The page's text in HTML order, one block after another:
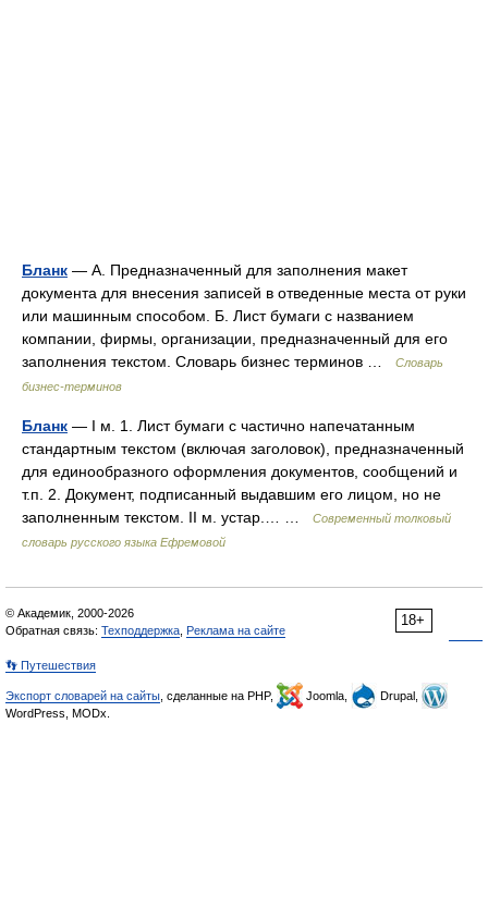
Бланк — А. Предназначенный для заполнения макет
документа для внесения записей в отведенные места от руки
или машинным способом. Б. Лист бумаги с названием
компании, фирмы, организации, предназначенный для его
заполнения текстом. Словарь бизнес терминов …
Словарь
бизнес-терминов
Бланк — I м. 1. Лист бумаги с частично напечатанным
стандартным текстом (включая заголовок), предназначенный
для единообразного оформления документов, сообщений и
т.п. 2. Документ, подписанный выдавшим его лицом, но не
заполненным текстом. II м. устар.… …
Современный толковый
словарь русского языка Ефремовой
18+
© Академик, 2000-2026
Обратная связь: Техподдержка Реклама на сайте
👣 Путешествия
Экспорт словарей на сайты , сделанные на PHP, Joomla,
Drupal,
WordPress, MODx.